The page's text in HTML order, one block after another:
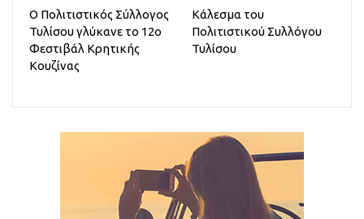
Ο Πολιτιστικός Σύλλογος
Τυλίσου γλύκανε το 12ο
Φεστιβάλ Κρητικής
Κουζίνας
Κάλεσμα του
Πολιτιστικού Συλλόγου
Τυλίσου